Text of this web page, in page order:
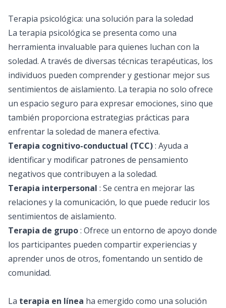
Terapia psicológica: una solución para la soledad
La terapia psicológica se presenta como una
herramienta invaluable para quienes luchan con la
soledad. A través de diversas técnicas terapéuticas, los
individuos pueden comprender y gestionar mejor sus
sentimientos de aislamiento. La terapia no solo ofrece
un espacio seguro para expresar emociones, sino que
también proporciona estrategias prácticas para
enfrentar la soledad de manera efectiva.
Terapia cognitivo-conductual (TCC): Ayuda a
identificar y modificar patrones de pensamiento
negativos que contribuyen a la soledad.
Terapia interpersonal : Se centra en mejorar las
relaciones y la comunicación, lo que puede reducir los
sentimientos de aislamiento.
Terapia de grupo: Ofrece un entorno de apoyo donde
los participantes pueden compartir experiencias y
aprender unos de otros, fomentando un sentido de
comunidad.
La terapia en línea ha emergido como una solución